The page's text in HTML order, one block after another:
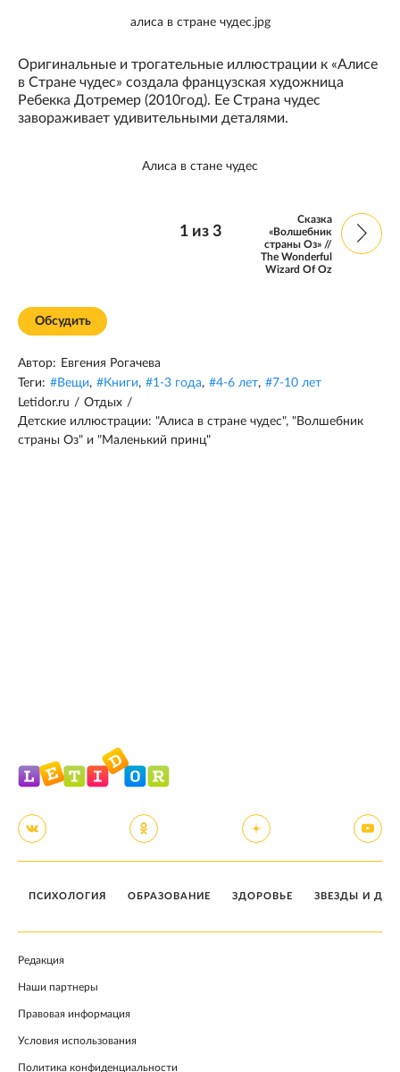
алиса в стране чудес.jpg
Оригинальные и трогательные иллюстрации к «Алисе
в Стране чудес» создала французская художница
Ребекка Дотремер (2010год). Ее Страна чудес
завораживает удивительными деталями.
Алиса в стане чудес
1из 3
Сказка
«Волшебник
страны Оз» //
The Wonderful
Wizard Of Oz
Обсудить
Автор: Евгения Рогачева
Теги: #Вещи, #Книги, #1-3 года, #4-6 лет, #7-10 лет
Letidor.ru / Отдых /
Детские иллюстрации: "Алиса в стране чудес", "Волшебник
страны Оз" и "Маленький принц"
ПСИХОЛОГИЯ ОБРАЗОВАНИЕ ЗДОРОВЬЕ ЗВЕЗДЫ И
Редакция
Наши партнеры
Правовая информация
Условия использования
Политика конфиденциальности